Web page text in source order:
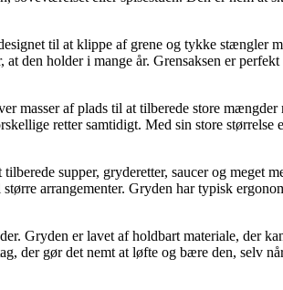
til at klippe af grene og tykke stængler
den holder i mange år. Grensaksen er
af plads til at tilberede store
retter samtidigt. Med sin store størrelse
supper, gryderetter, saucer og meget
arrangementer. Gryden har typisk
Gryden er lavet af holdbart materiale, der
der gør det nemt at løfte og bære den, selv